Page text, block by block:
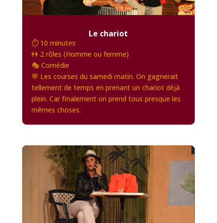
Le chariot
⏱️ 10 minutes
👫 2 rôles (Homme ou femme)
🎭 Comédie
💬 Les courses du samedi matin. On gagnerait
tellement de temps en prenant un chariot déjà
plein. Car finalement on prend tous presque les
mêmes choses.